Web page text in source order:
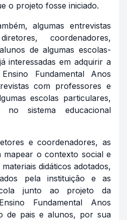
o projeto fosse iniciado.
algumas entrevistas
coordenadores,
de algumas escolas-
interessadas em adquirir a
Fundamental Anos
com professores e
escolas particulares,
sistema educacional
e coordenadores, as
mapear o contexto social e
didáticos adotados,
pela instituição e as
junto ao projeto da
Fundamental Anos
de pais e alunos, por sua